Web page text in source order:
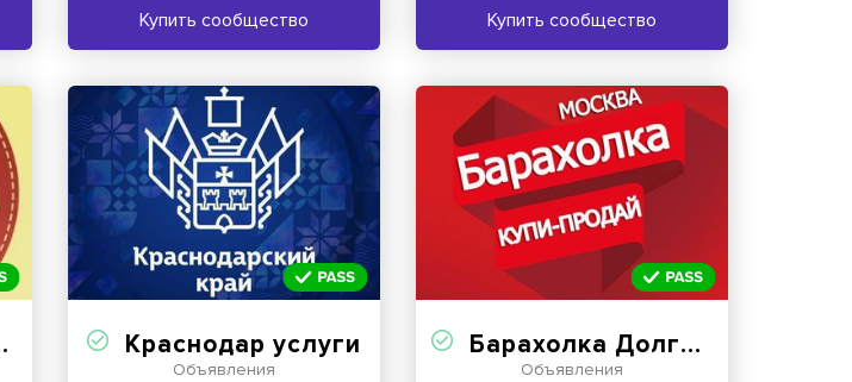
Купить сообщество Купить сообщество
Краснодар услуги
Объявления
Барахолка Долгопрудный Лобня
Объявления